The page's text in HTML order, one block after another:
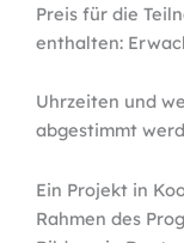
Preis für die
enthalten:
Uhrzeiten und
abgestimmt
Ein Projekt in
Rahmen des